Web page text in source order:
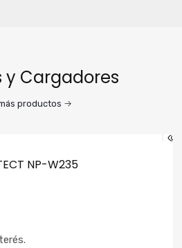
y Cargadores
productos
NP-W235